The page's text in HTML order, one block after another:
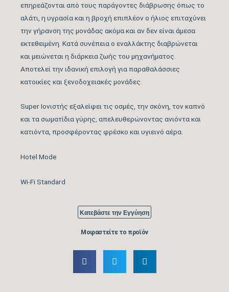
επηρεάζονται από τους παράγοντες διάβρωσης όπως το
αλάτι, η υγρασία και η βροχή επιπλέον ο ήλιος επιταχύνει
την γήρανση της μονάδας ακόμα και αν δεν είναι άμεσα
εκτεθειμένη. Κατά συνέπεια ο εναλλάκτης διαβρώνεται
και μειώνεται η διάρκεια ζωής του μηχανήματος.
Αποτελεί την ιδανική επιλογή για παραθαλάσσιες
κατοικίες και ξενοδοχειακές μονάδες.
Super Ιονιστής εξαλείφει τις οσμές, την σκόνη, τον καπνό
και τα σωματίδια γύρης, απελευθερώνοντας ανιόντα και
κατιόντα, προσφέροντας φρέσκο και υγιεινό αέρα.
Hotel Mode
Wi-Fi Standard
Μοιραστείτε το προϊόν
Κατεβάστε την Εγγύηση
Φίλτρα Καθαρισμού
Αέρα Εσωτερικής
Μονάδας
Φίλτρα Καθαρισμού
Αέρα Υψηλής
Πυκνότητας, Φίλτρο
Hepa & Τριπλό φίλτρο
Λειτουργία Ιονισμού ΝΑΙ
Παροχής Αέρα (m3/h)
530
Κάλυψη Χώρου έως …
Ονομαστική Ψυκτική
12.000
Εύρος Ψυκτικής
Ικανότητας (BTU/h)
3.800 – 13.400